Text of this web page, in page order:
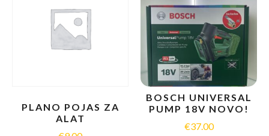
PLANO POJAS ZA
ALAT
BOSCH UNIVERSAL
PUMP 18V NOVO!
€37.00